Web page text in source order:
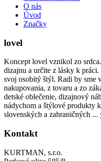
O nás
Úvod
Značky
lovel
Koncept lovel vznikol zo
dizajnu a určite z lásky k
svoj osobitý štýl. Radi by sme
nakupovania, z tovaru a zo
detské oblečenie, dizajnový
nádychom a štýlové produkty
slovenských a zahraničných ...
Kontakt
KURTMAN, s.r.o.